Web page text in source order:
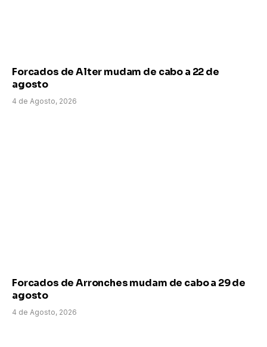
Forcados de Alter mudam de cabo a 22 de
agosto
4 de Agosto, 2026
Forcados de Arronches mudam de cabo a 29 de
agosto
4 de Agosto, 2026